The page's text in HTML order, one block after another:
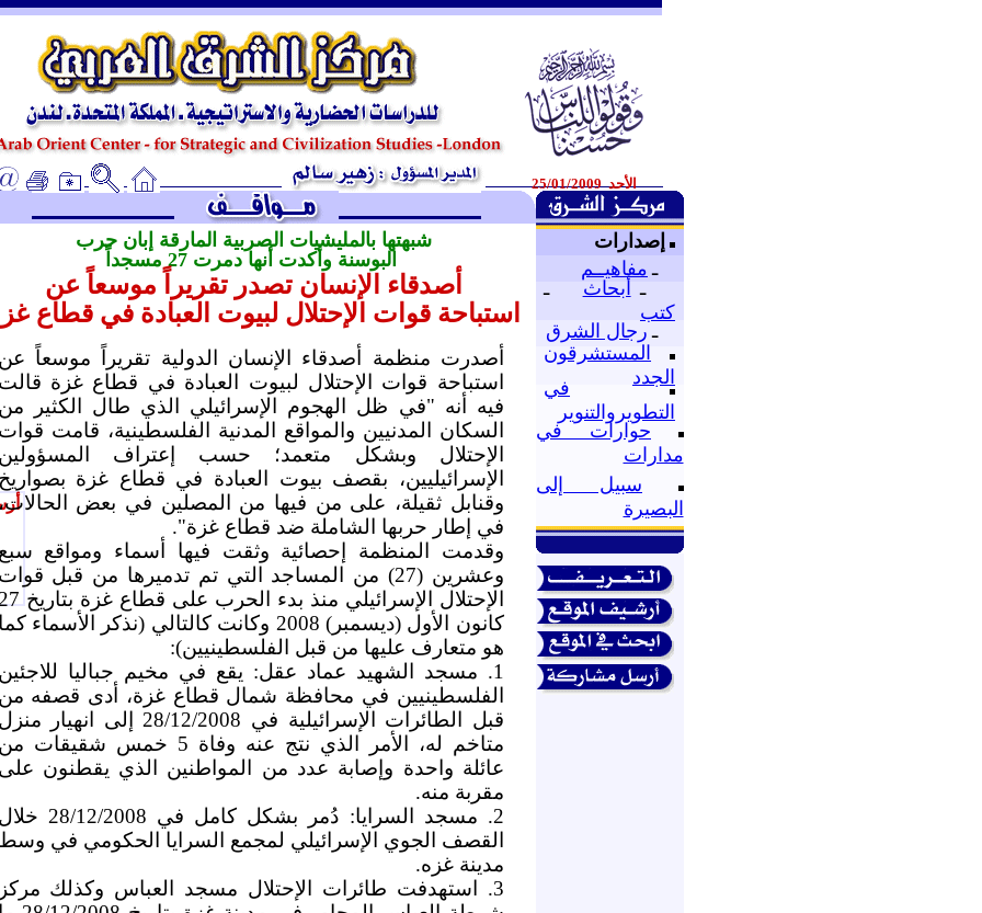
ـ
الأحد 25/01/2009
إصدارات
ـ مفاهيــم
ـ
أبحاث
ـ
كتب
ـ رجال الشرق
المستشرقون
الجدد
في
التطويروالتنوير
حوارات في
مدارات
سبيل إلى
البصيرة
شبهتها بالمليشيات الصربية المارقة إبان حرب
البوسنة وأكدت أنها دمرت 27 مسجداً
أصدقاء الإنسان تصدر تقريراً موسعاً عن
استباحة قوات الإحتلال لبيوت العبادة في قطاع
أصدرت منظمة أصدقاء الإنسان الدولية تقريراً موسعاً
استباحة قوات الإحتلال لبيوت العبادة في قطاع غزة
فيه أنه "في ظل الهجوم الإسرائيلي الذي طال الكثير
السكان المدنيين والمواقع المدنية الفلسطينية، قامت
الإحتلال وبشكل متعمد؛ حسب إعتراف
الإسرائيليين، بقصف بيوت العبادة في قطاع غزة
وقنابل ثقيلة، على من فيها من المصلين في بعض
في إطار حربها الشاملة ضد قطاع غزة".
وقدمت المنظمة إحصائية وثقت فيها أسماء ومواقع
وعشرين (27) من المساجد التي تم تدميرها من قبل
الإحتلال الإسرائيلي منذ بدء الحرب على
كانون الأول (ديسمبر) 2008 وكانت كالتالي (نذكر الأسماء
هو متعارف عليها من قبل الفلسطينيين):
1. مسجد الشهيد عماد عقل: يقع في مخيم جباليا
الفلسطينيين في محافظة شمال قطاع غزة، أدى قصفه
قبل الطائرات الإسرائيلية في 28/12/2008 إلى انهيار
متاخم له، الأمر الذي نتج عنه وفاة 5 خمس شقيقات
عائلة واحدة وإصابة عدد من المواطنين الذي يقطنون
مقربة منه.
2. مسجد السرايا: دُمر بشكل كامل في 28/12/
القصف الجوي الإسرائيلي لمجمع السرايا الحكومي في
مدينة غزه.
3. استهدفت طائرات الإحتلال مسجد العباس وكذلك